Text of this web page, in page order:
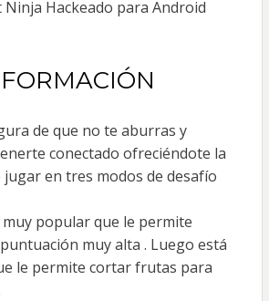
Hackeado para Android
de que no te aburras y
conectado ofreciéndote la
en tres modos de desafío
muy popular que le permite
muy alta . Luego está
le permite cortar frutas para